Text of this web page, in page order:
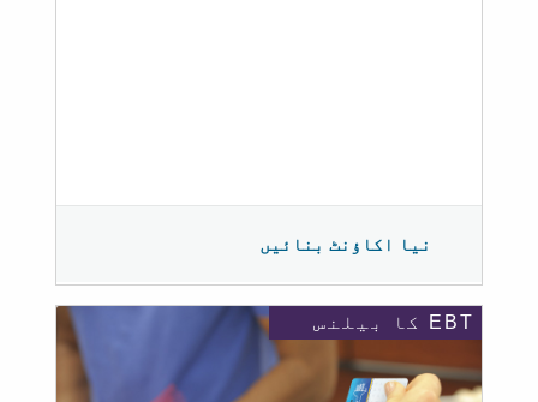
نیا اکاؤنٹ بنائیں
EBT کا بیلنس